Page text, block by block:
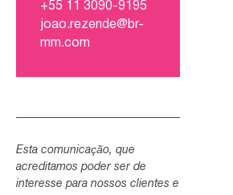
+55 11 3090-9195
joao.rezende@br-
mm.com
Esta comunicação, que
acreditamos poder ser de
interesse para nossos clientes e